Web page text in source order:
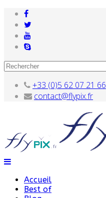
+33 (0)5 62 07 21 66
contact@flypix.fr
Accueil
Best of